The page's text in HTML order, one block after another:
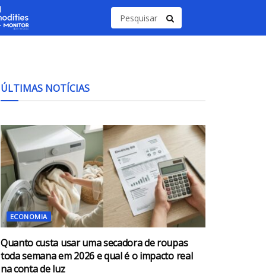
ÚLTIMAS NOTÍCIAS
ECONOMIA
Quanto custa usar uma secadora de roupas
toda semana em 2026 e qual é o impacto real
na conta de luz